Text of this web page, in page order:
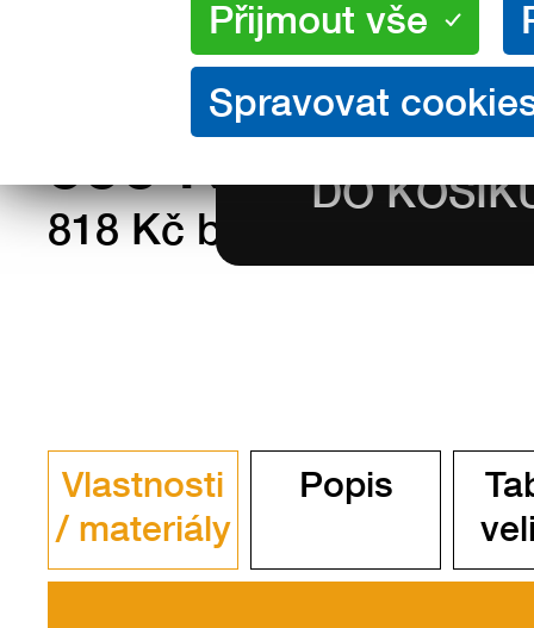
990Kč s DPH
818 Kč bez DPH
Vlastnosti
/ materiály
Popis